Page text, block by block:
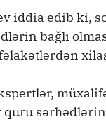
iddia edib ki,
bağlı